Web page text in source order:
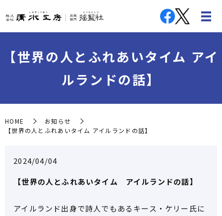
【世界の人とふれあいタイム アイ
ルランドの話】
HOME
お知らせ
【世界の人とふれあいタイム アイルランドの話】
2024/04/04
【世界の人とふれあいタイム アイルランドの話】
アイルランド出身で詩人でもあるキース・ケリー氏に